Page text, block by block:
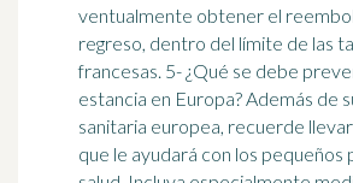
ventualmente obtener el
regreso, dentro del límite de las
francesas. 5- ¿Qué se debe
estancia en Europa? Además de
sanitaria europea, recuerde
que le ayudará con los pequeños